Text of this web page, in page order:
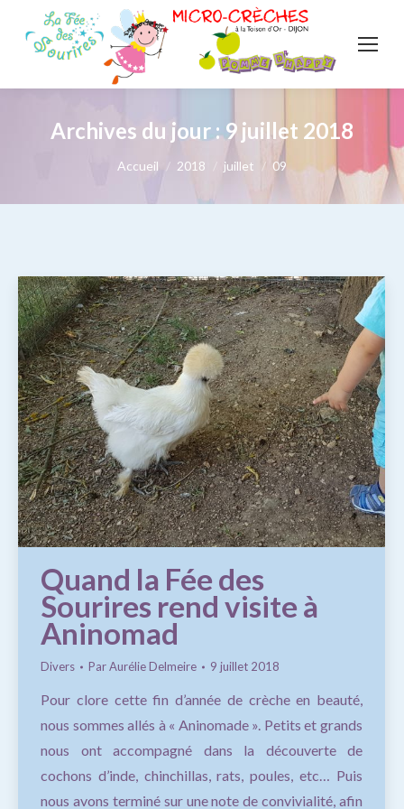
Archives du jour :9 juillet 2018
Vous êtes ici :
Accueil 2018 juillet 09
Quand la Fée des
Sourires rend visite à
Aninomad
Divers ParAurélie Delmeire 9 juillet 2018
Pour clore cette fin d’année de crèche en beauté,
nous sommes allés à « Aninomade ». Petits et grands
nous ont accompagné dans la découverte de
cochons d’inde, chinchillas, rats, poules, etc… Puis
nous avons terminé sur une note de convivialité, afin